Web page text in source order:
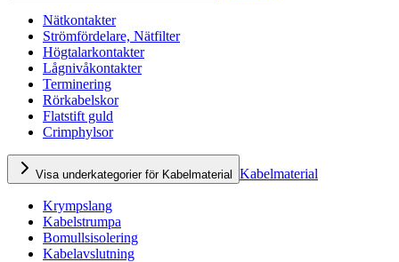
Nätkontakter
Strömfördelare, Nätfilter
Högtalarkontakter
Lågnivåkontakter
Terminering
Rörkabelskor
Flatstift guld
Crimphylsor
Visa underkategorier för Kabelmaterial Kabelmaterial
Krympslang
Kabelstrumpa
Bomullsisolering
Kabelavslutning